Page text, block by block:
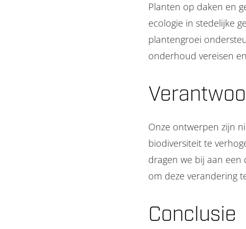
Planten op daken en
ecologie in stedelijke
plantengroei
onderhoud vereisen
Onze ontwerpen zijn
biodiversiteit te
dragen we bij aan
om deze verandering
Conclusie